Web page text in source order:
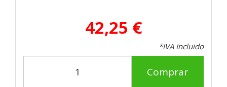
42,25 €
*IVA Incluido
Comprar